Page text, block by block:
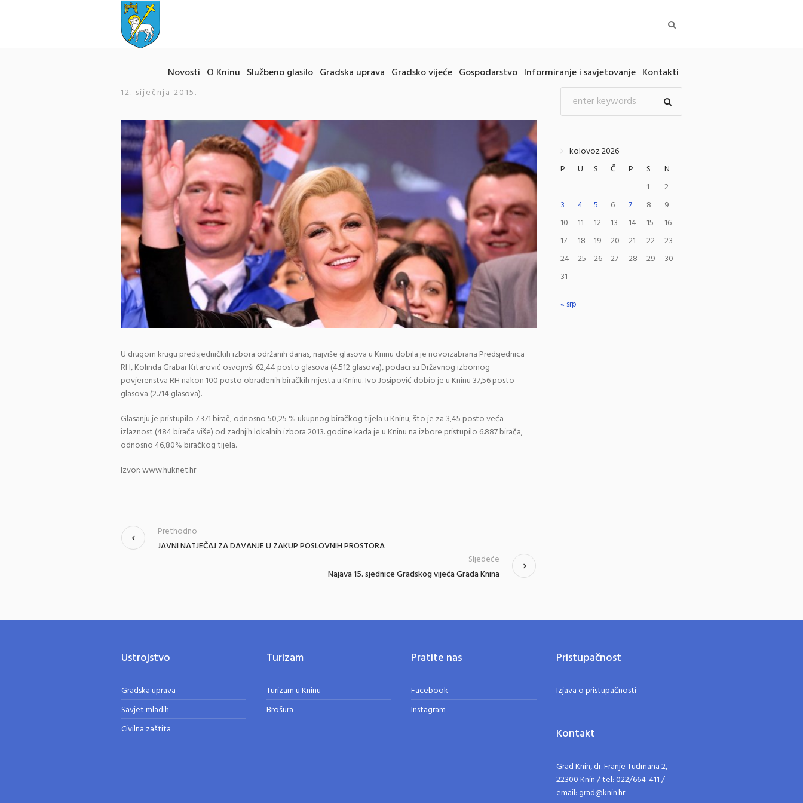
Novosti O Kninu Službeno glasilo Gradska uprava Gradsko vijeće Gospodarstvo Informiranje i savjetovanje Kontakti
12. siječnja 2015.
U drugom krugu predsjedničkih izbora održanih danas, najviše glasova u Kninu dobila je novoizabrana Predsjednica
RH, Kolinda Grabar Kitarović osvojivši 62,44 posto glasova (4.512 glasova), podaci su Državnog izbornog
povjerenstva RH nakon 100 posto obrađenih biračkih mjesta u Kninu. Ivo Josipović dobio je u Kninu 37,56 posto
glasova (2.714 glasova).
Glasanju je pristupilo 7.371 birač, odnosno 50,25 % ukupnog biračkog tijela u Kninu, što je za 3,45 posto veća
izlaznost (484 birača više) od zadnjih lokalnih izbora 2013. godine kada je u Kninu na izbore pristupilo 6.887 birača,
odnosno 46,80% biračkog tijela.
Izvor: www.huknet.hr
JAVNI NATJEČAJ ZA DAVANJE U ZAKUP POSLOVNIH PROSTORA
Prethodno
Najava 15. sjednice Gradskog vijeća Grada Knina
Sljedeće
kolovoz 2026
P
U S Č P S
N
1
2
3
4 5 6 7 8
9
10
11 12 13 14 15
16
17
18 19 20 21 22
23
24
25 26 27 28 29
30
31
« srp
Ustrojstvo
Gradska uprava
Savjet mladih
Civilna zaštita
Turizam
Turizam u Kninu
Brošura
Pratite nas
Facebook
Instagram
Pristupačnost
Izjava o pristupačnosti
Kontakt
Grad Knin, dr. Franje Tuđmana 2,
22300 Knin / tel: 022/664-411 /
email: grad@knin.hr